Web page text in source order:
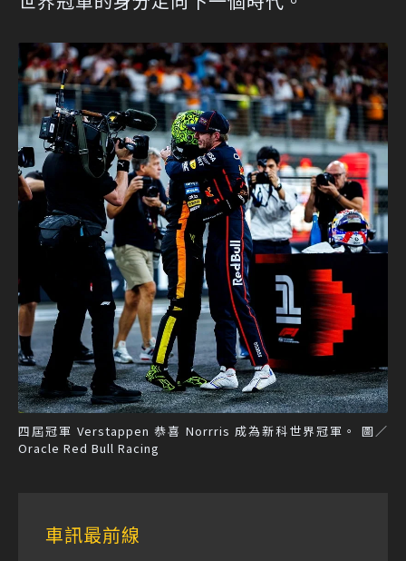
四屆冠軍 Verstappen 恭喜 Norrris 成為新科世界冠軍。 圖／
Oracle Red Bull Racing
車訊最前線